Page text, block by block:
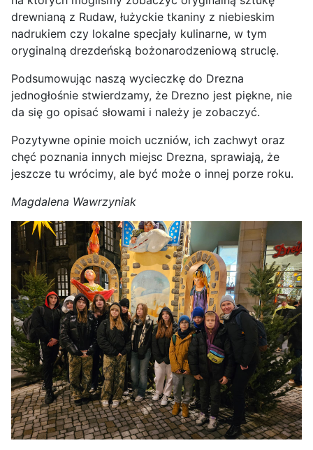
drewnianą z Rudaw, łużyckie tkaniny z niebieskim
nadrukiem czy lokalne specjały kulinarne, w tym
oryginalną drezdeńską bożonarodzeniową struclę.
Podsumowując naszą wycieczkę do Drezna
jednogłośnie stwierdzamy, że Drezno jest piękne, nie
da się go opisać słowami i należy je zobaczyć.
Pozytywne opinie moich uczniów, ich zachwyt oraz
chęć poznania innych miejsc Drezna, sprawiają, że
jeszcze tu wrócimy, ale być może o innej porze roku.
Magdalena Wawrzyniak